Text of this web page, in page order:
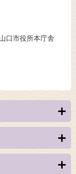
口市役所本庁舎